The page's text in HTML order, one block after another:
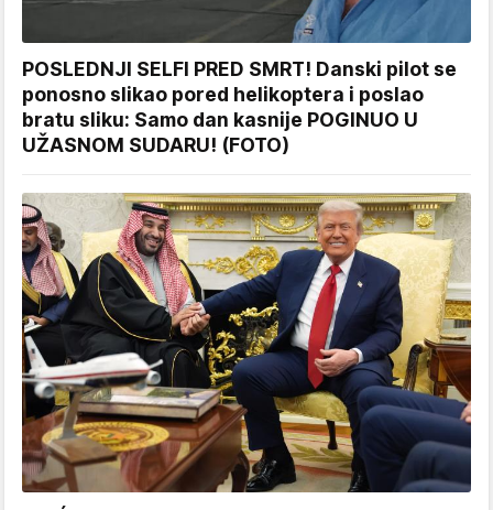
POSLEDNJI SELFI PRED SMRT! Danski pilot se
ponosno slikao pored helikoptera i poslao
bratu sliku: Samo dan kasnije POGINUO U
UŽASNOM SUDARU! (FOTO)